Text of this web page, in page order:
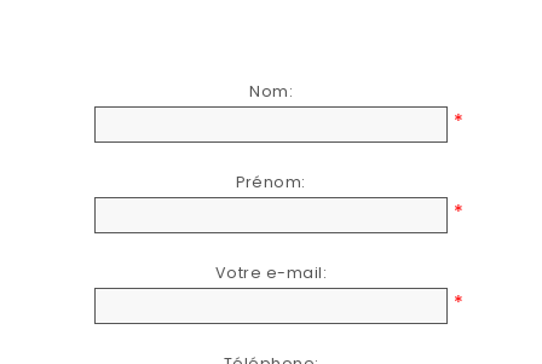
Nom:
*
Prénom:
*
Votre e-mail:
*